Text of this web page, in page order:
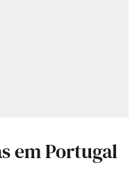
em Portugal